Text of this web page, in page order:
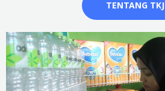
TENTANG TKJ